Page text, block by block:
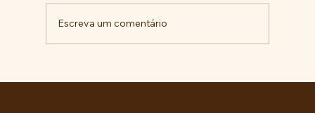
Escreva um comentário